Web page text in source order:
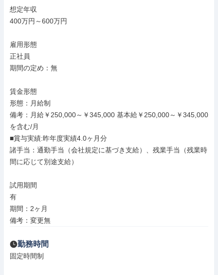
想定年収
400万円～600万円
雇用形態
正社員
期間の定め：無
賃金形態
形態：月給制
備考：月給￥250,000～￥345,000 基本給￥250,000～￥345,000
を含む/月
■賞与実績:昨年度実績4.0ヶ月分
諸手当：通勤手当（会社規定に基づき支給）、残業手当（残業時
間に応じて別途支給）
試用期間
有
期間：2ヶ月
備考：変更無
勤務時間
固定時間制